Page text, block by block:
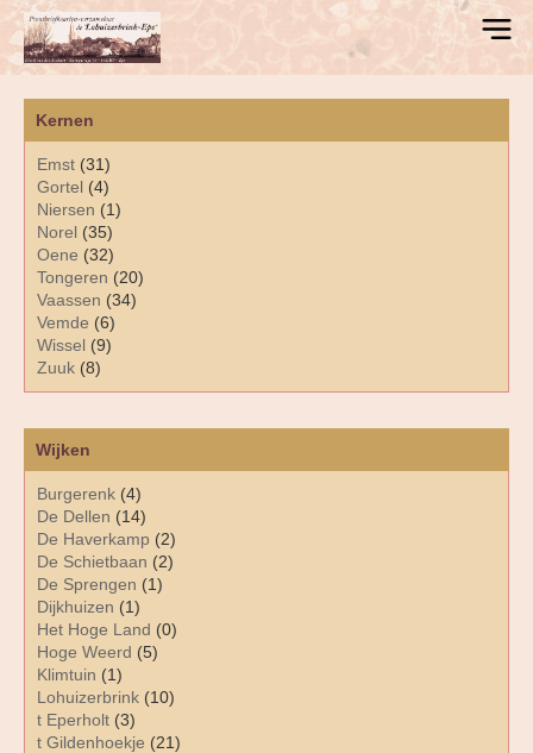
Kernen
Emst (31)
Gortel (4)
Niersen (1)
Norel (35)
Oene (32)
Tongeren (20)
Vaassen (34)
Vemde (6)
Wissel (9)
Zuuk (8)
Wijken
Burgerenk (4)
De Dellen (14)
De Haverkamp (2)
De Schietbaan (2)
De Sprengen (1)
Dijkhuizen (1)
Het Hoge Land (0)
Hoge Weerd (5)
Klimtuin (1)
Lohuizerbrink (10)
t Eperholt (3)
t Gildenhoekje (21)